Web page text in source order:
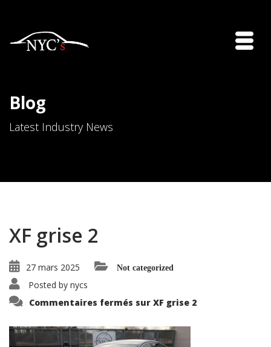
Blog
Latest Industry News
XF grise 2
27 mars 2025 Not categorized
Posted by nycs
Commentaires fermés sur XF grise 2